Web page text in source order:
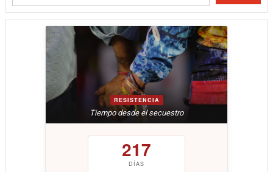
RESISTENCIA
Tiempo desde el secuestro
217
DÍAS